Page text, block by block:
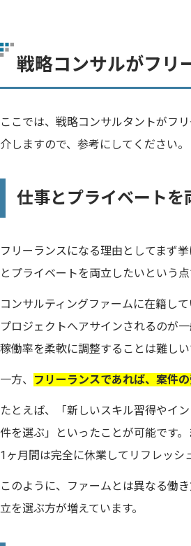
戦略コンサルがフリ
ここでは、戦略コンサルタントがフ
介しますので、参考にしてください。
仕事とプライベートを
フリーランスになる理由としてまず
とプライベートを両立したいという点
コンサルティングファームに在籍し
プロジェクトへアサインされるのが
稼働率を柔軟に調整することは難しい
一方、 フリーランスであれば、案件
たとえば、「新しいスキル習得やイ
件を選ぶ」といったことが可能です
1ヶ月間は完全に休業してリフレッシ
このように、ファームとは異なる働
立を選ぶ方が増えています。